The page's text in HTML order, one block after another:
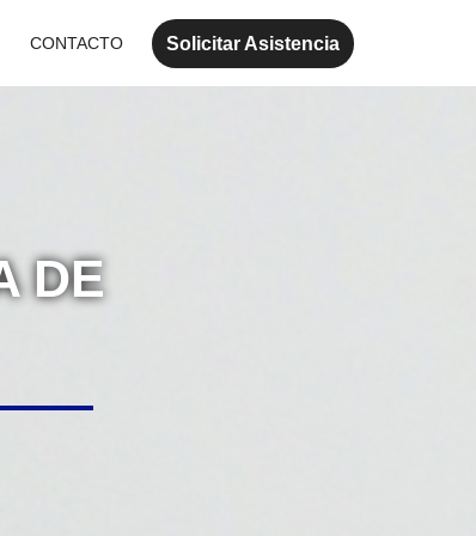
CONTACTO Solicitar Asistencia
DE